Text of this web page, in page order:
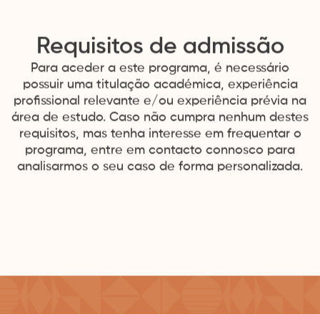
Requisitos de admissão
Para aceder a este programa, é necessário
possuir uma titulação académica, experiência
profissional relevante e/ou experiência prévia na
área de estudo. Caso não cumpra nenhum destes
requisitos, mas tenha interesse em frequentar o
programa, entre em contacto connosco para
analisarmos o seu caso de forma personalizada.